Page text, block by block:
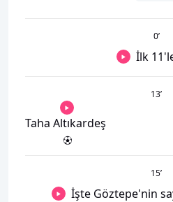
0’
İlk
13’
Taha Altıkardeş
15’
İşte Göztepe'nin